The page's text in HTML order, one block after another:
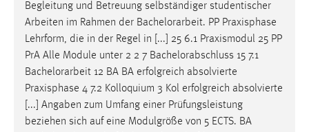
Begleitung und Betreuung selbständiger studentischer
Arbeiten im Rahmen der Bachelorarbeit. PP Praxisphase
Lehrform, die in der Regel in [...] 25 6.1 Praxismodul 25 PP
PrA Alle Module unter 2 2 7 Bachelorabschluss 15 7.1
Bachelorarbeit 12 BA BA erfolgreich absolvierte
Praxisphase 4 7.2 Kolloquium 3 Kol erfolgreich absolvierte
[...] Angaben zum Umfang einer Prüfungsleistung
beziehen sich auf eine Modulgröße von 5 ECTS. BA
MARKETING
Marketing Cookies werden von Drittanbietern
verwendet, um personalisierte Werbung anzuzeigen.
Sie tun dies, indem sie Besucher über Websites
hinweg verfolgen.
Google Ads